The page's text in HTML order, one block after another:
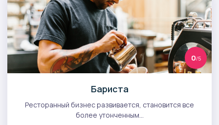
0/5
Бариста
Ресторанный бизнес развивается, становится все
более утонченным...